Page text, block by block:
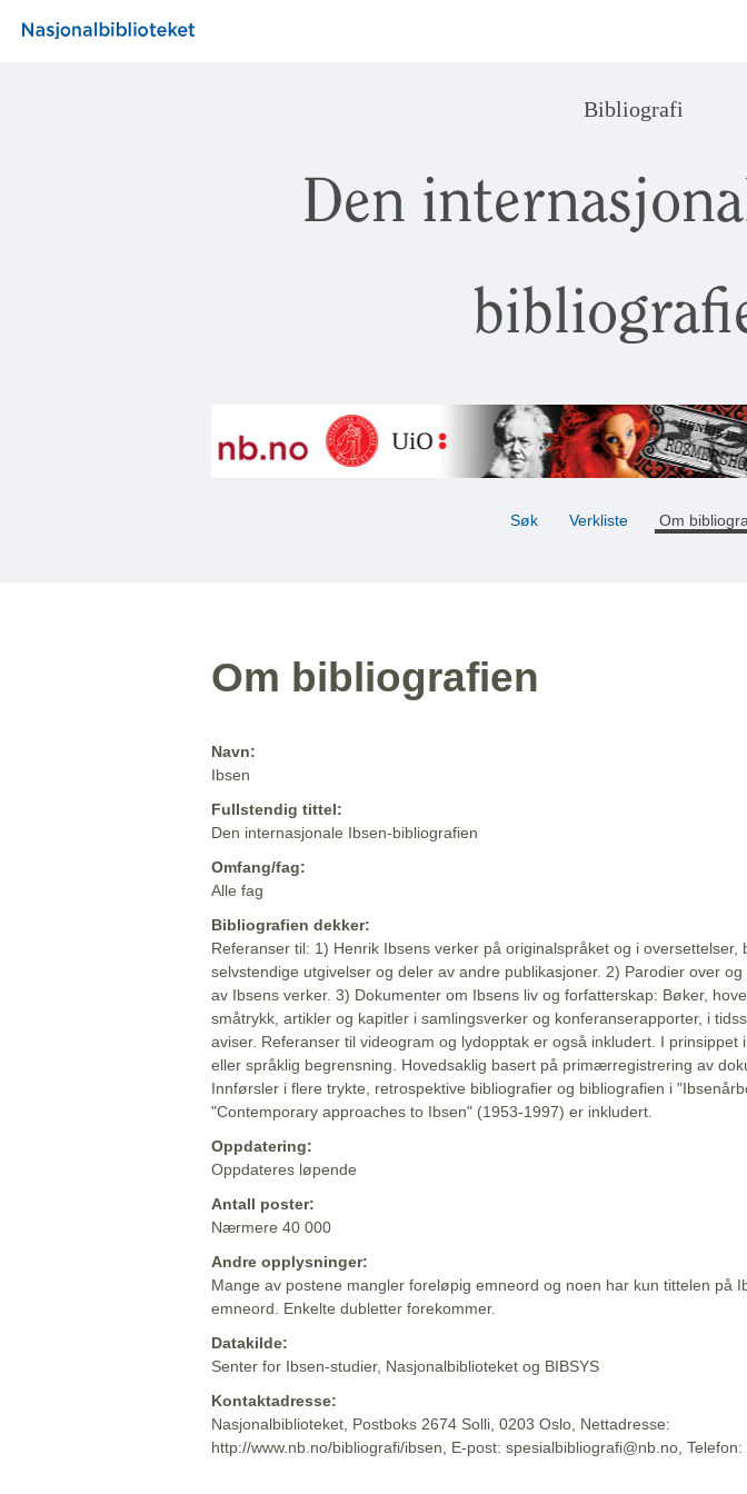
Bibliografi
Den
Søk Verkliste Om
Om bibliografien
Navn:
Ibsen
Fullstendig tittel:
Den internasjonale Ibsen-bibliografien
Omfang/fag:
Alle fag
Bibliografien dekker:
Referanser til: 1) Henrik Ibsens verker på originalspråket og i oversettelser,
selvstendige utgivelser og deler av andre publikasjoner. 2) Parodier over
av Ibsens verker. 3) Dokumenter om Ibsens liv og forfatterskap: Bøker,
småtrykk, artikler og kapitler i samlingsverker og konferanserapporter, i
aviser. Referanser til videogram og lydopptak er også inkludert. I prinsippet
eller språklig begrensning. Hovedsaklig basert på primærregistrering av
Innførsler i flere trykte, retrospektive bibliografier og bibliografien i
"Contemporary approaches to Ibsen" (1953-1997) er inkludert.
Oppdatering:
Oppdateres løpende
Antall poster:
Nærmere 40 000
Andre opplysninger:
Mange av postene mangler foreløpig emneord og noen har kun tittelen på
emneord. Enkelte dubletter forekommer.
Datakilde:
Senter for Ibsen-studier, Nasjonalbiblioteket og BIBSYS
Kontaktadresse:
Nasjonalbiblioteket, Postboks 2674 Solli, 0203 Oslo, Nettadresse:
http://www.nb.no/bibliografi/ibsen, E-post: spesialbibliografi@nb.no, Telefon: